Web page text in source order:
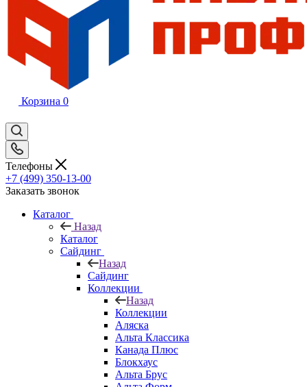
Корзина 0
Телефоны
+7 (499) 350-13-00
Заказать звонок
Каталог
Назад
Каталог
Сайдинг
Назад
Сайдинг
Коллекции
Назад
Коллекции
Аляска
Альта Классика
Канада Плюс
Блокхаус
Альта Брус